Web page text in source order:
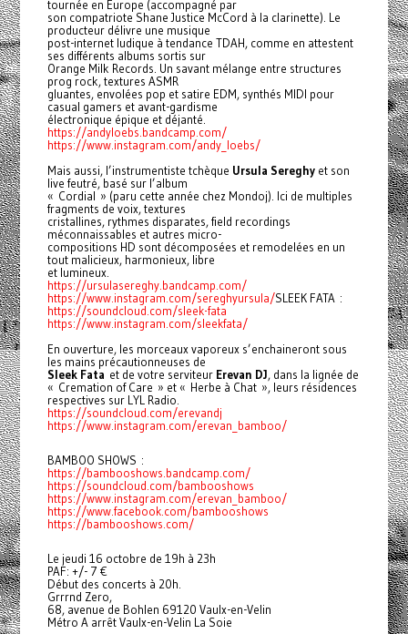
tournée en Europe (accompagné par
son compatriote Shane Justice McCord à la clarinette). Le
producteur délivre une musique
post-internet ludique à tendance TDAH, comme en attestent
ses différents albums sortis sur
Orange Milk Records. Un savant mélange entre structures
prog rock, textures ASMR
gluantes, envolées pop et satire EDM, synthés MIDI pour
casual gamers et avant-gardisme
électronique épique et déjanté.
https://andyloebs.bandcamp.com/
https://www.instagram.com/andy_loebs/
Mais aussi, l’instrumentiste tchèque Ursula Sereghyet son
live feutré, basé sur l’album
« Cordial » (paru cette année chez Mondoj). Ici de multiples
fragments de voix, textures
cristallines, rythmes disparates, field recordings
méconnaissables et autres micro-
compositions HD sont décomposées et remodelées en un
tout malicieux, harmonieux, libre
et lumineux.
https://ursulasereghy.bandcamp.com/
https://www.instagram.com/sereghyursula/SLEEK FATA :
https://soundcloud.com/sleek-fata
https://www.instagram.com/sleekfata/
En ouverture, les morceaux vaporeux s’enchaineront sous
les mains précautionneuses de
Sleek Fata et de votre serviteur Erevan DJ, dans la lignée de
« Cremation of Care » et « Herbe à Chat », leurs résidences
respectives sur LYL Radio.
https://soundcloud.com/erevandj
https://www.instagram.com/erevan_bamboo/
BAMBOO SHOWS :
https://bambooshows.bandcamp.com/
https://soundcloud.com/bambooshows
https://www.instagram.com/erevan_bamboo/
https://www.facebook.com/bambooshows
https://bambooshows.com/
Le jeudi 16 octobre de 19h à 23h
PAF: +/- 7 €
Début des concerts à 20h.
Grrrnd Zero,
68, avenue de Bohlen 69120 Vaulx-en-Velin
Métro A arrêt Vaulx-en-Velin La Soie